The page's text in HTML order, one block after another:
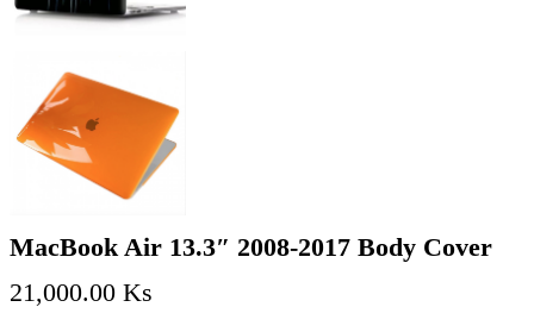
MacBook Air 13.3″ 2008-2017 Body Cover
21,000.00 Ks